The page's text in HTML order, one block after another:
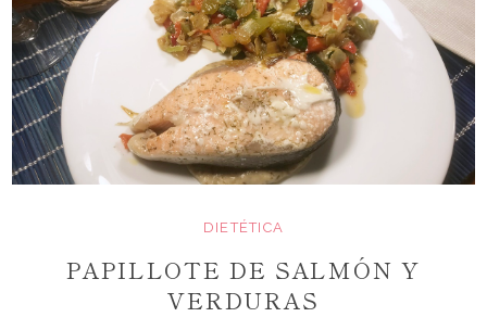
DIETÉTICA
PAPILLOTE DE SALMÓN Y
VERDURAS